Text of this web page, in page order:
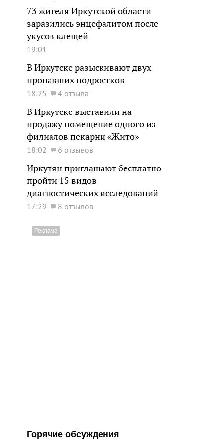
73 жителя Иркутской области
заразились энцефалитом после
укусов клещей
19:01
В Иркутске разыскивают двух
пропавших подростков
18:25 4 отзыва
В Иркутске выставили на
продажу помещение одного из
филиалов пекарни «Жито»
18:02 6 отзывов
Иркутян приглашают бесплатно
пройти 15 видов
диагностических исследований
17:29 8 отзывов
Горячие обсуждения